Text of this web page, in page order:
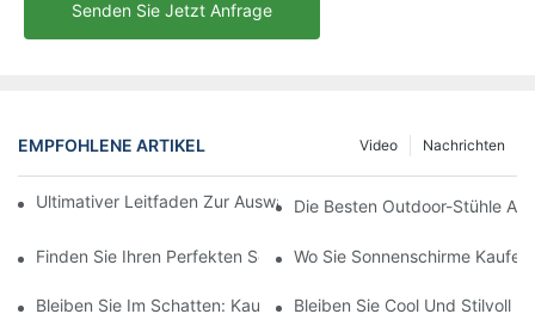
Senden Sie Jetzt Anfrage
EMPFOHLENE ARTIKEL Nachrichten
Video
Ultimativer Leitfaden Zur Auswahl Des Perfekten
Die Besten Outdoor-Stühle
Finden Sie Ihren Perfekten Schatten Mit Kleinen
Wo Sie Sonnenschirme
Bleiben Sie Im Schatten: Kaufen Sie Jetzt Strandschirme Zum
Bleiben Sie Cool Und Stilvoll